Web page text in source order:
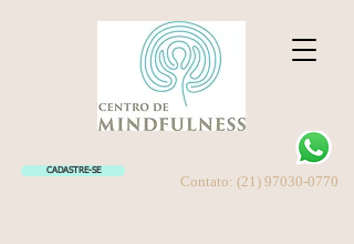
CADASTRE-SE
Contato: (21) 97030-0770